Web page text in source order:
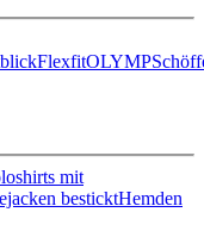
FlexfitOLYMP
mit
besticktHemden